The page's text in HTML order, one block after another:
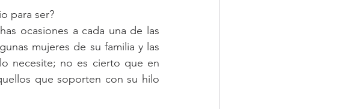
para ser?
ocasiones a cada una de las
mujeres de su familia y las
necesite; no es cierto que en
que soporten con su hilo